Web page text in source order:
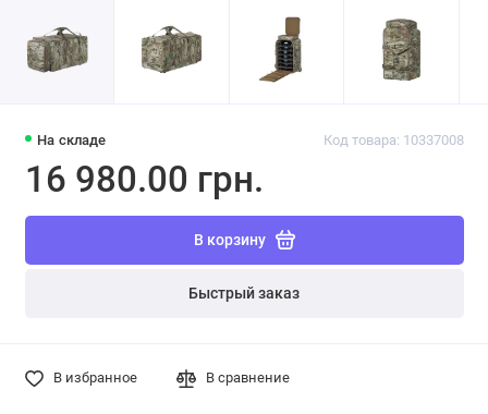
На складе Код товара: 10337008
16 980.00 грн.
В корзину
Быстрый заказ
В избранное В сравнение